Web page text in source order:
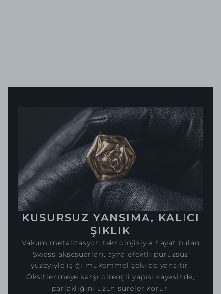
KUSURSUZ YANSIMA, KALICI
ŞIKLIK
Vakum metalizasyon teknolojisiyle hayat bulan
Swass aksesuarları, ayna efektli pürüzsüz
yüzeyiyle ışığı mükemmel şekilde yansıtır.
Oksitlenmeye karşı dirençli yapısı sayesinde,
parlaklığını uzun süreler korur.